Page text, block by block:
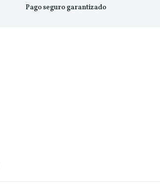
Pago seguro garantizado